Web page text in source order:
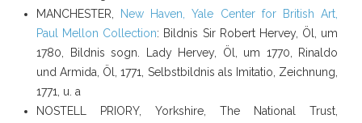
MANCHESTER,
New Haven, Yale Center for British Art,
Paul Mellon Collection: Bildnis Sir Robert Hervey, Öl, um
1780, Bildnis sogn. Lady Hervey, Öl, um 1770, Rinaldo
und Armida, Öl, 1771, Selbstbildnis als Imitatio, Zeichnung,
1771, u. a
NOSTELL PRIORY, Yorkshire, The National Trust,